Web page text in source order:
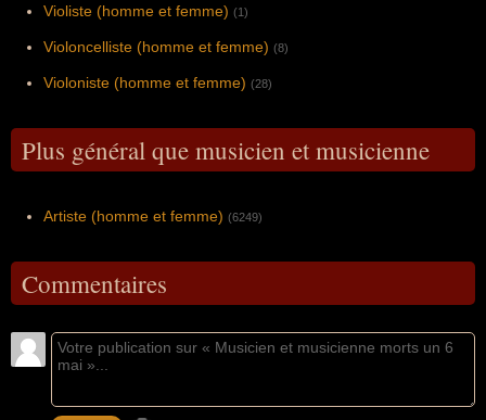
Violiste (homme et femme) (1)
Violoncelliste (homme et femme) (8)
Violoniste (homme et femme) (28)
Plus général que musicien et musicienne
Artiste (homme et femme) (6249)
Commentaires